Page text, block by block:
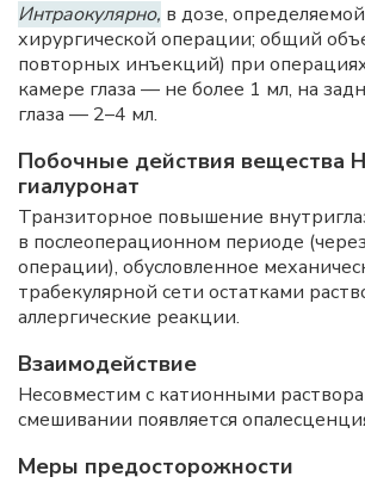
Интраокулярно, в дозе,
хирургической операции; общий
повторных инъекций) при
камере глаза — не более 1 мл, на
глаза — 2–4 мл.
Побочные действия вещества
гиалуронат
Транзиторное повышение
в послеоперационном периоде
операции), обусловленное
трабекулярной сети остатками
аллергические реакции.
Взаимодействие
Несовместим с катионными
смешивании появляется
Меры предосторожности